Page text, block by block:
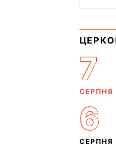
7
СЕРПНЯ
6
СЕРПНЯ